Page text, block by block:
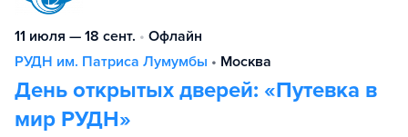
11 июля — 18 сент. • Офлайн
РУДН им. Патриса Лумумбы • Москва
День открытых дверей: «Путевка в
мир РУДН»